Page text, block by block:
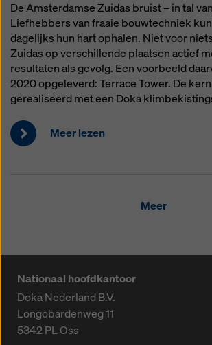
De Amsterdamse Zuidas bruist – in tal
Liefhebbers van fraaie bouwtechniek
dagelijks hun hart ophalen. Niet voor
Zuidas op verschillende plaatsen actief
resultaten als gevolg. Een voorbeeld
2020 opgeleverd: Terrace Tower. De
gerealiseerd met een Doka
Meer lezen
Meer
Nationaal hoofdkantoor
Doka Nederland B.V.
Longobardenweg 11
5342 PLOss